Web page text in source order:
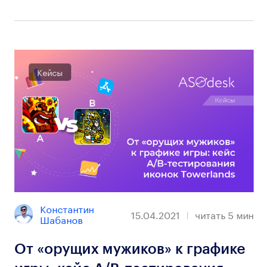
Кейсы
Константин
Шабанов 15.04.2021 читать 5 мин
От «орущих мужиков» к графике